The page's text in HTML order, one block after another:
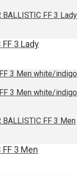
BALLISTIC FF 3 Lady
3 Lady
BALLISTIC FF 3 Men
3 Men